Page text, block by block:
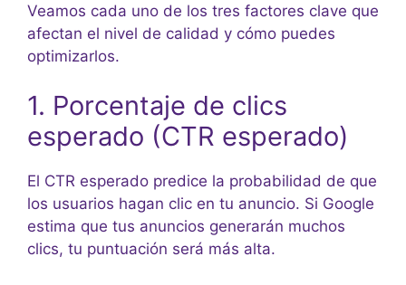
Veamos cada uno de los tres factores clave que
afectan el nivel de calidad y cómo puedes
optimizarlos.
1. Porcentaje de clics
esperado (CTR esperado)
El CTR esperado predice la probabilidad de que
los usuarios hagan clic en tu anuncio. Si Google
estima que tus anuncios generarán muchos
clics, tu puntuación será más alta.